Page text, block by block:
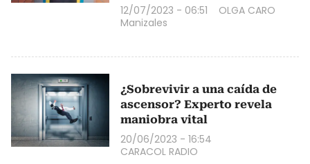
12/07/2023 - 06:51
OLGA CARO
Manizales
¿Sobrevivir a una caída de
ascensor? Experto revela
maniobra vital
20/06/2023 - 16:54
CARACOL RADIO